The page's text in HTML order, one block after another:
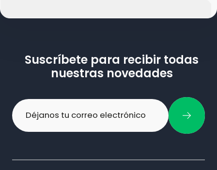
Suscríbete para recibir todas
nuestras novedades